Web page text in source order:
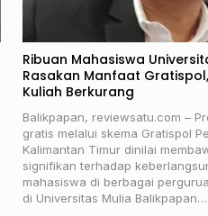
Ribuan Mahasiswa
Rasakan Manfaat
Kuliah Berkurang
Balikpapan, reviewsatu.com –
gratis melalui skema Gratispol
Kalimantan Timur dinilai
signifikan terhadap
mahasiswa di berbagai
di Universitas Mulia Balikpapan….